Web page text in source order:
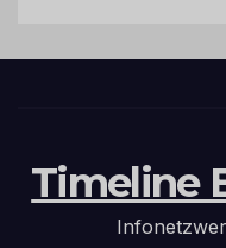
Timeline